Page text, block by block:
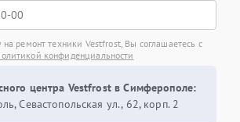
на ремонт техники Vestfrost, Вы соглашаетесь с
конфиденциальности
центра Vestfrost в Симферополе:
Севастопольская ул., 62, корп. 2